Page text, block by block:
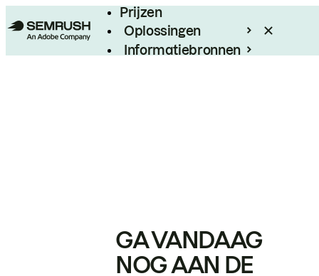
Prijzen
Oplossingen
Informatiebronnen
GA VANDAAG
NOG AAN DE